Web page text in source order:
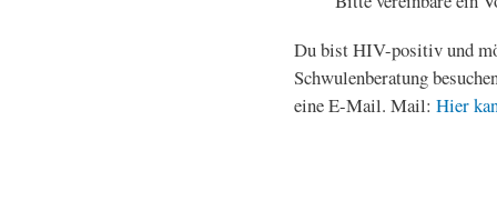
Du bist HIV-positiv und
Schwulenberatung
eine E-Mail. Mail: Hier